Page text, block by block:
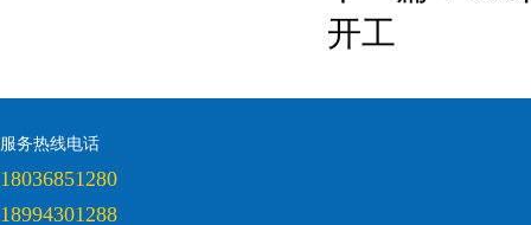
开工
服务热线电话
18036851280
18994301288